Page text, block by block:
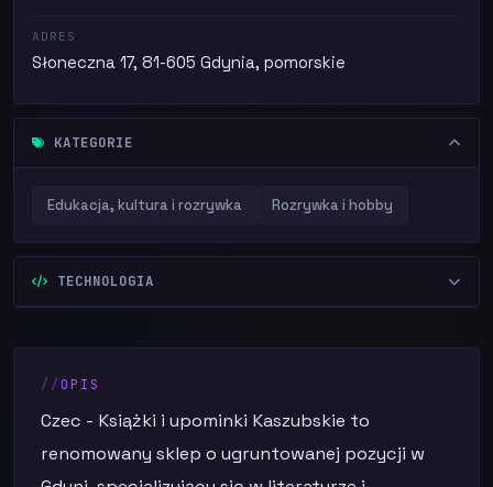
ADRES
Słoneczna 17, 81-605 Gdynia, pomorskie
KATEGORIE
Edukacja, kultura i rozrywka Rozrywka i hobby
TECHNOLOGIA
OPIS
Czec - Książki i upominki Kaszubskie to
renomowany sklep o ugruntowanej pozycji w